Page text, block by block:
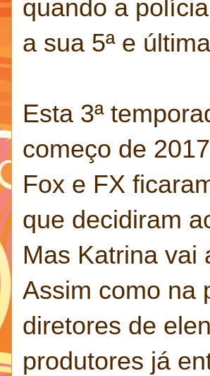
quando a
a sua 5ª e
Esta 3ª
começo de
Fox e FX
que decidiram
Mas Katrina vai
Assim como na
diretores de
produtores já